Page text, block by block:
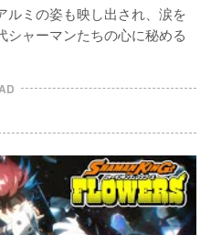
ルミの姿も映し出され、涙を
シャーマンたちの心に秘める